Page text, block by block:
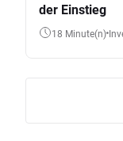
der Einstieg
18 Minute(n)